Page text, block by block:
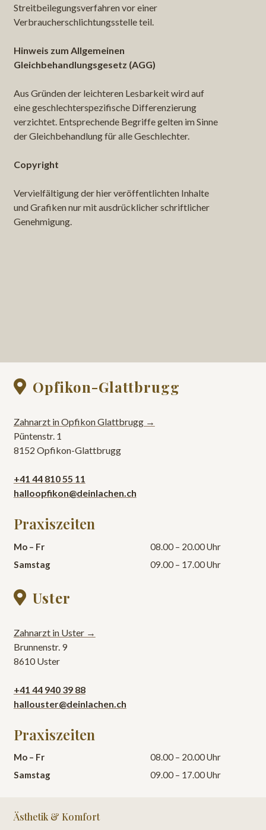
Streitbeilegungsverfahren vor einer
Verbraucherschlichtungsstelle teil.
Hinweis zum Allgemeinen
Gleichbehandlungsgesetz (AGG)
Aus Gründen der leichteren Lesbarkeit wird auf
eine geschlechterspezifische Differenzierung
verzichtet. Entsprechende Begriffe gelten im Sinne
der Gleichbehandlung für alle Geschlechter.
Copyright
Vervielfältigung der hier veröffentlichten Inhalte
und Grafiken nur mit ausdrücklicher schriftlicher
Genehmigung.
 Opfikon-Glattbrugg
Zahnarzt in Opfikon Glattbrugg →
Püntenstr. 1
8152 Opfikon-Glattbrugg
+41 44 810 55 11
halloopfikon@deinlachen.ch
Praxiszeiten
Mo – Fr
08.00 – 20.00 Uhr
Samstag
09.00 – 17.00 Uhr
 Uster
Zahnarzt in Uster →
Brunnenstr. 9
8610 Uster
+41 44 940 39 88
hallouster@deinlachen.ch
Praxiszeiten
Mo – Fr
08.00 – 20.00 Uhr
Samstag
09.00 – 17.00 Uhr
Ästhetik & Komfort